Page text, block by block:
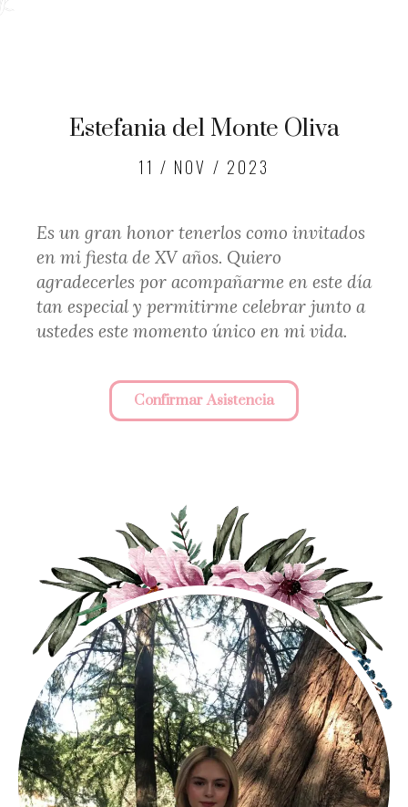
Estefania del Monte Oliva
11 / NOV / 2023
Es un gran honor tenerlos como invitados
en mi fiesta de XV años. Quiero
agradecerles por acompañarme en este día
tan especial y permitirme celebrar junto a
ustedes este momento único en mi vida.
Confirmar Asistencia